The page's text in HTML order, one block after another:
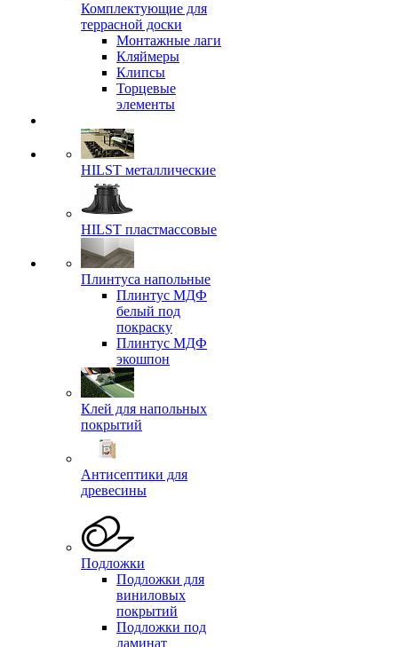
Комплектующие для
террасной доски
Монтажные лаги
Кляймеры
Клипсы
Торцевые
элементы
HILST металлические
HILST пластмассовые
Плинтуса напольные
Плинтус МДФ
белый под
покраску
Плинтус МДФ
экошпон
Клей для напольных
покрытий
Антисептики для
древесины
Подложки
Подложки для
виниловых
покрытий
Подложки под
ламинат